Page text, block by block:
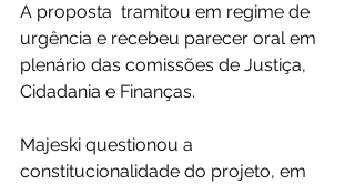
A proposta  tramitou em regime de
urgência e recebeu parecer oral em
plenário das comissões de Justiça,
Cidadania e Finanças.
Majeski questionou a
constitucionalidade do projeto, em